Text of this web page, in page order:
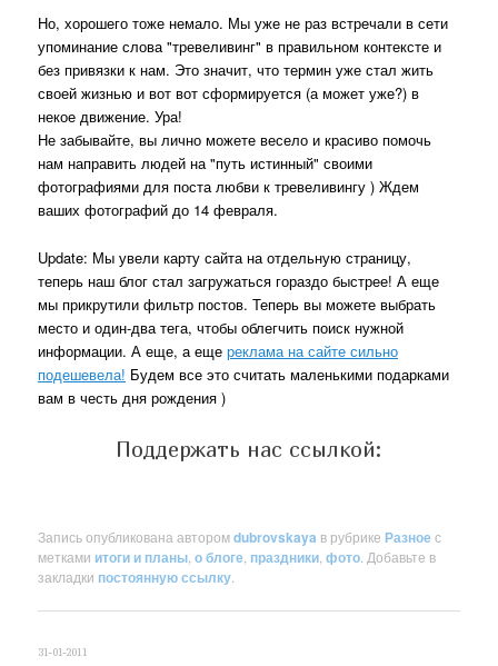
Но, хорошего тоже немало. Мы уже не раз встречали в сети
упоминание слова "тревеливинг" в правильном контексте и
без привязки к нам. Это значит, что термин уже стал жить
своей жизнью и вот вот сформируется (а может уже?) в
некое движение. Ура!
Не забывайте, вы лично можете весело и красиво помочь
нам направить людей на "путь истинный" своими
фотографиями для поста любви к тревеливингу ) Ждем
ваших фотографий до 14 февраля.
Update: Мы увели карту сайта на отдельную страницу,
теперь наш блог стал загружаться гораздо быстрее! А еще
мы прикрутили фильтр постов. Теперь вы можете выбрать
место и один-два тега, чтобы облегчить поиск нужной
информации. А еще, а ещереклама на сайте сильно
подешевела! Будем все это считать маленькими подарками
вам в честь дня рождения )
Поддержать нас ссылкой:
Запись опубликована авторомdubrovskaya в рубрикеРазноес
метками итоги и планы ,о блоге праздники ,фото . Добавьте в
закладки постоянную ссылку
31-01-2011